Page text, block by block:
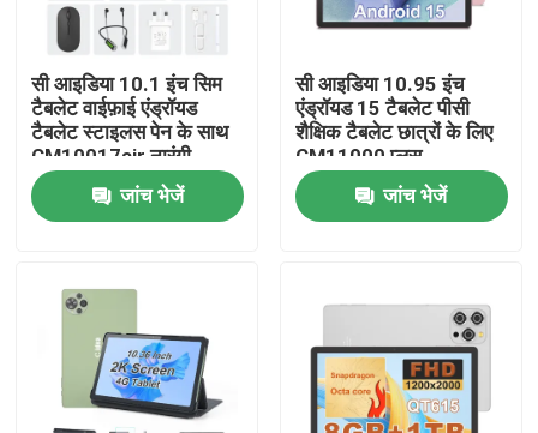
हमारे बारे में
फैक्टरी यात्रा
गुणवत्ता नियंत्रण
समाचार
एक बोली का अनुरोध
सी आइडिया 10.1 इंच सिम
टैबलेट वाईफ़ाई एंड्रॉयड
टैबलेट स्टाइलस पेन के साथ
CM10017air नारंगी
जांच भेजें
सी आइडिया 10.95 इंच
एंड्रॉयड 15 टैबलेट पीसी
शैक्षिक टैबलेट छात्रों के लिए
CM11000 प्लस
जांच भेजें